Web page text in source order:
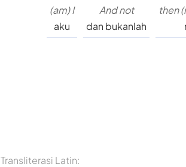
then
And not
dan bukanlah
(am) I
aku
Transliterasi Latin: